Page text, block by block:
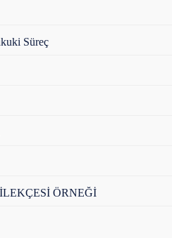
Süreç
ÖRNEĞİ